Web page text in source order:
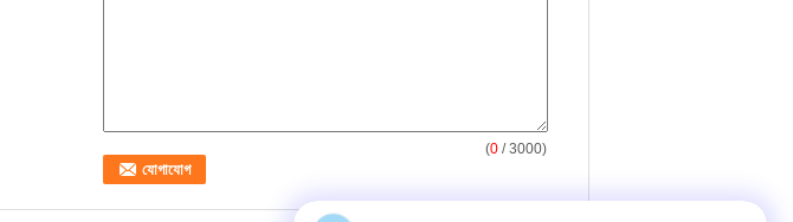
(0 / 3000)